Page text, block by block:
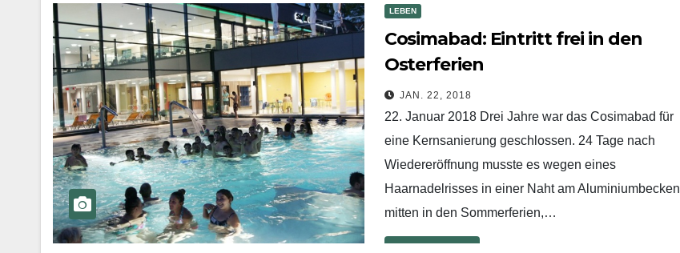
LEBEN
Cosimabad: Eintritt frei in den
Osterferien
JAN. 22, 2018
22. Januar 2018 Drei Jahre war das Cosimabad für
eine Kernsanierung geschlossen. 24 Tage nach
Wiederer­öffnung musste es wegen eines
Haarnadelrisses in einer Naht am Aluminiumbecken
mitten in den Sommerferien,…